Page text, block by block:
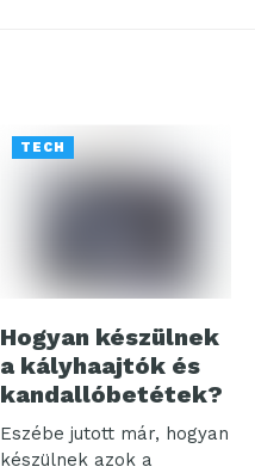
TECH
Hogyan készülnek
a kályhaajtók és
kandallóbetétek?
Eszébe jutott már, hogyan
készülnek azok a